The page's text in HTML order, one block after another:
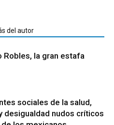
del autor
Robles, la gran estafa
sociales de la salud,
desigualdad nudos críticos